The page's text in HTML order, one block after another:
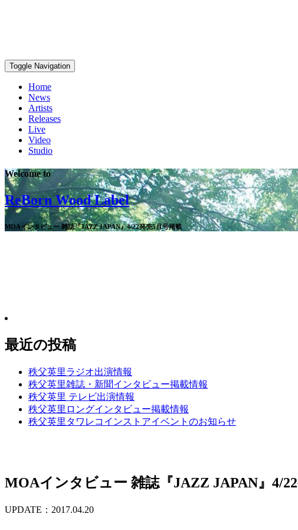
Toggle Navigation
Home
News
Artists
Releases
Live
Video
Studio
Welcome to
ReBorn Wood Label
MOAインタビュー 雑誌『JAZZ JAPAN』4/22発売5月号掲載
最近の投稿
秩父英里ラジオ出演情報
秩父英里雑誌・新聞インタビュー掲載情報
秩父英里 テレビ出演情報
秩父英里ロングインタビュー掲載情報
秩父英里タワレコインストアイベントのお知らせ
MOAインタビュー 雑誌『JAZZ JAPAN』4/
UPDATE：2017.04.20